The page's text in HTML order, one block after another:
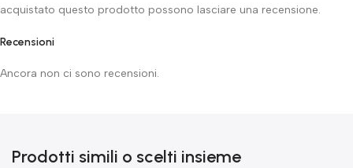
Recensioni
Ancora non ci sono recensioni.
acquistato questo prodotto possono lasciare una recensione.
Prodotti simili o scelti insieme